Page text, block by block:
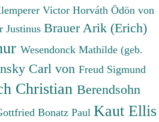
Victor Horváth Ödön von
Justinus Brauer Arik (Erich)
Wesendonck Mathilde (geb.
Carl von Freud Sigmund
Christian Berendsohn
Bonatz Paul Kaut Ellis